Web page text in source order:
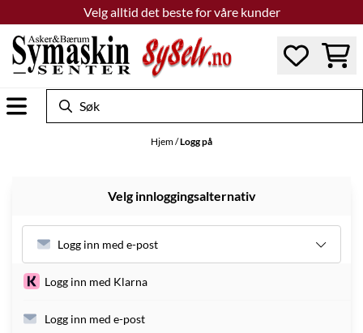
Hopp til innholdVelg alltid det beste for våre kunder
Hjem/Logg på
Velg innloggingsalternativ
Logg inn med e-post
Logg inn med Klarna
Logg inn med e-post